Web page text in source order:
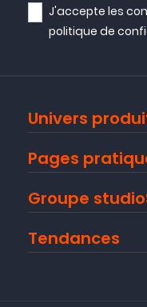
J'accepte les
politique de
Univers
Pages
Groupe
Tendances